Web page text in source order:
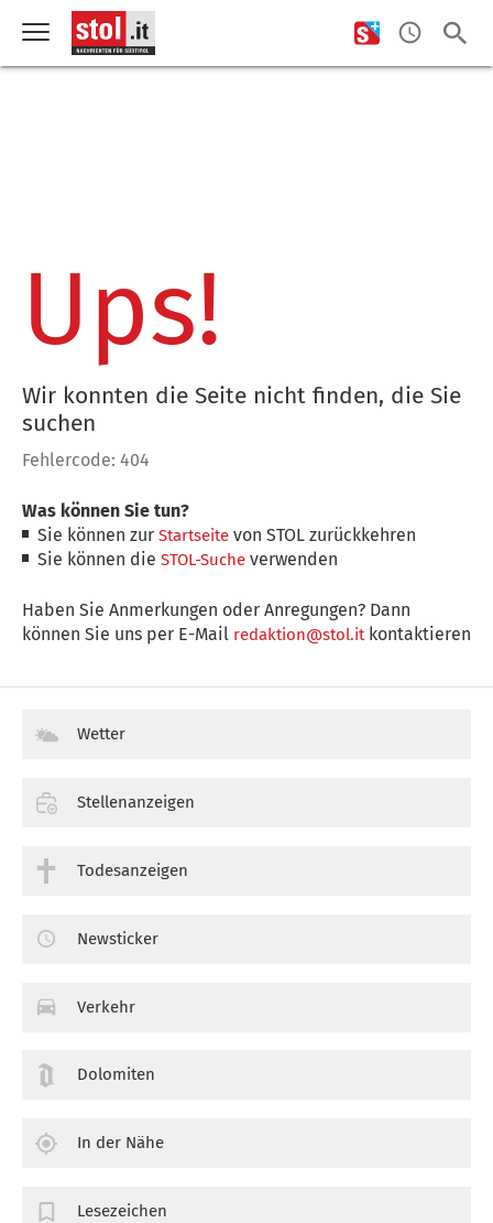
Ups!
Wir konnten die Seite nicht finden, die Sie
suchen
Fehlercode: 404
Was können Sie tun?
Sie können zurStartseite von STOL zurückkehren
Sie können dieSTOL-Suche verwenden
Haben Sie Anmerkungen oder Anregungen? Dann
können Sie uns per E-Mail redaktion@stol.itkontaktieren
Wetter
Stellenanzeigen
Todesanzeigen
Newsticker
Verkehr
Dolomiten
In der Nähe
Lesezeichen